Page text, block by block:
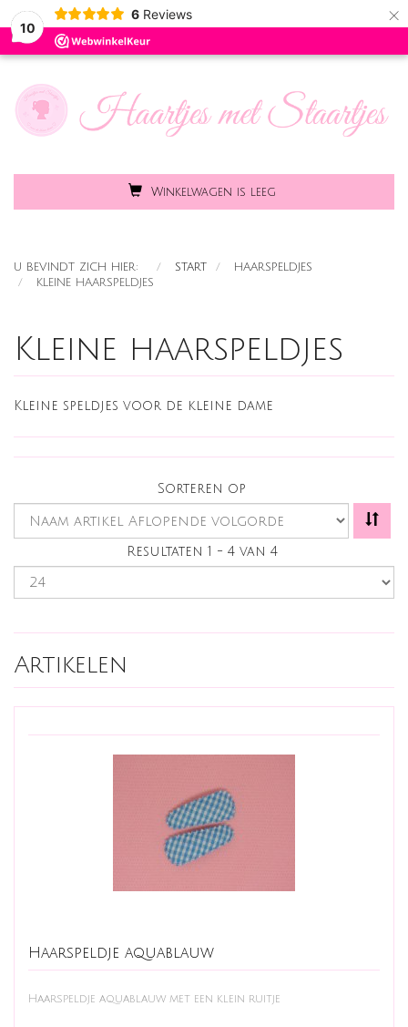
10
6 Reviews ×
Winkelwagen is leeg
Toggle
U BEVINDT ZICH HIER: START
HAARSPELDJES
KLEINE HAARSPELDJES
Kleine haarspeldjes
Kleine speldjes voor de kleine dame
Sorteren op
Resultaten 1 - 4 van 4
Artikelen
Haarspeldje aquablauw
Haarspeldje aquablauw met een klein ruitje